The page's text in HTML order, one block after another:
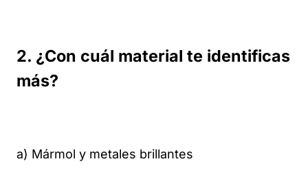
2. ¿Con cuál material te identificas
más?
a) Mármol y metales brillantes